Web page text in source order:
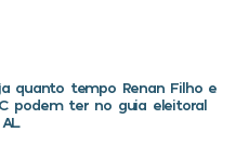
quanto tempo Renan Filho e
podem ter no guia eleitoral